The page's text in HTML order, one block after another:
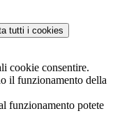
tutti i cookies
cookie consentire.
il funzionamento della
funzionamento potete